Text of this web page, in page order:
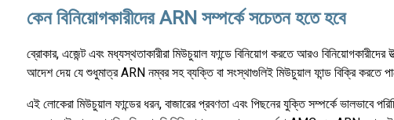
কেন বিনিয়োগকারীদের ARN সম্পর্কে সচেতন হতে হবে
ব্রোকার, এজেন্ট এবং মধ্যস্থতাকারীরা মিউচুয়াল ফান্ডে বিনিয়োগ করতে আরও
আদেশ দেয় যে শুধুমাত্র ARN নম্বর সহ ব্যক্তি বা সংস্থাগুলিই মিউচুয়াল ফান্ড বিক্রি করতে
এই লোকেরা মিউচুয়াল ফান্ডের ধরন, বাজারের প্রবণতা এবং পিছনের যুক্তি সম্পর্কে ভালভাবে